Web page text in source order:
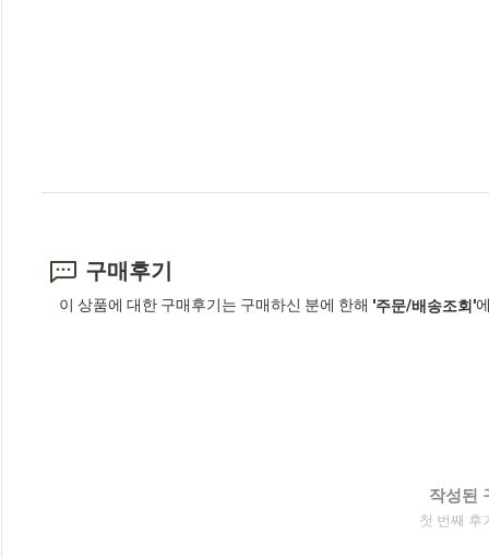
구매후기
이 상품에 대한 구매후기는 구매하신 분에 한해 '주문/배송조회'
작성된
첫 번째 후